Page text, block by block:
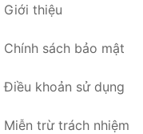
Giới thiệu
Chính sách bảo mật
Điều khoản sử dụng
Miễn trừ trách nhiệm